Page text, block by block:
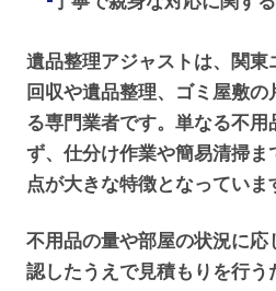
遺品整理アジャストは、関東
回収や遺品整理、ゴミ屋敷
る専門業者です。単なる不用
ず、仕分け作業や簡易清掃ま
点が大きな特徴となっていま
不用品の量や部屋の状況に応
認したうえで見積もりを行う